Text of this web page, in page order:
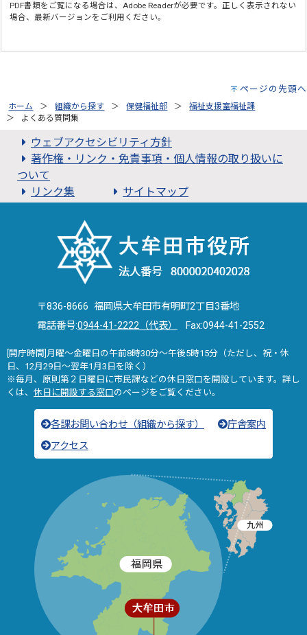
PDF書類をご覧になる場合は、Adobe Readerが必要です。正しく表示されない
場合、最新バージョンをご利用ください。
ページの先頭へ
ホーム 組織から探す 保健福祉部
福祉支援室福祉課
よくある質問集
ウェブアクセシビリティ方針
著作権・リンク・免責事項・個人情報の取り扱いに
ついて
リンク集
サイトマップ
〒836-8666 福岡県大牟田市有明町2丁目3番地
電話番号:0944-41-2222（代表） Fax:0944-41-2552
[開庁時間]月曜～金曜日の午前8時30分～午後5時15分（ただし、祝・休
日、12月29日～翌年1月3日を除く）
※毎月、原則第２日曜日に市民課などの休日窓口を開設しています。詳し
くは、 休日に開設する窓口のページをご覧ください。
各課お問い合わせ（組織から探す）
庁舎案内
アクセス